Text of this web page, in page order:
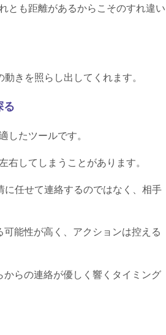
とも距離があるからこそのすれ違い
きを照らし出してくれます。
る
したツールです。
右してしまうことがあります。
に任せて連絡するのではなく、相手
能性が高く、アクションは控える
らの連絡が優しく響くタイミング